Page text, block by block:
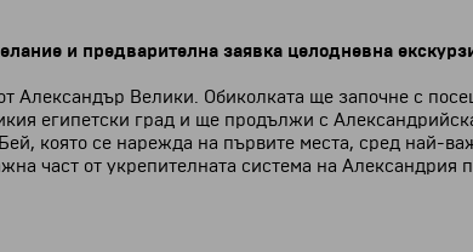
и предварителна заявка целодневна
Александър Велики. Обиколката ще започне с
египетски град и ще продължи с
която се нарежда на първите места, сред най-
част от укрепителната система на Александрия